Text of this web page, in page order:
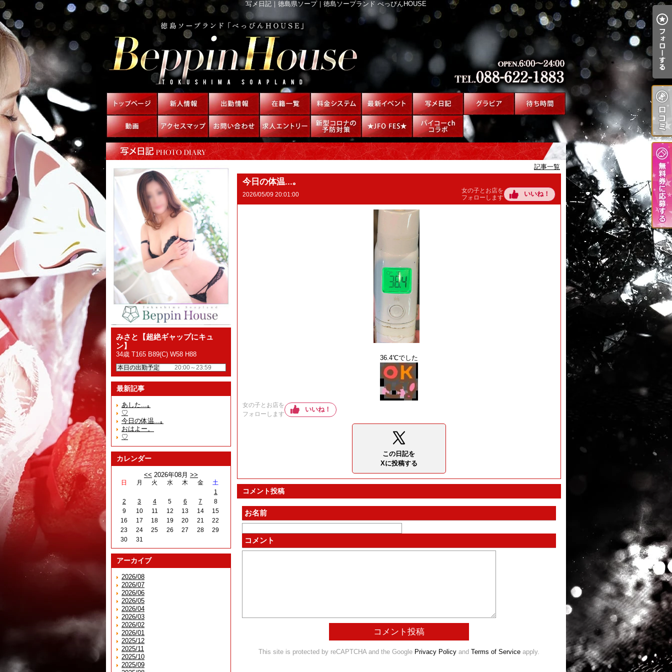
写メ日記｜徳島県ソープ｜徳島ソープランド べっぴんHOUSE
みさと【超絶ギャップにキュ
ン】
34歳 T165 B89(C) W58 H88
本日の出勤予定 20:00～23:59
最新記事
あした...｡
♡
今日の体温...｡
おはよー。
♡
カレンダー
<< 2026年08月 >>
日 月 火 水 木 金
土
1
2
3 4 5 6 7
8
9
10 11 12 13 14
15
16
17 18 19 20 21
22
23
24 25 26 27 28
29
30
31
アーカイブ
2026/08
2026/07
2026/06
2026/05
2026/04
2026/03
2026/02
2026/01
2025/12
2025/11
2025/10
2025/09
記事一覧
今日の体温...｡
2026/05/09 20:01:00
女の子とお店を
フォローします
いいね！
36.4℃でした
女の子とお店を
フォローします
いいね！
この日記を
Xに投稿する
コメント投稿
お名前
コメント
This site is protected by reCAPTCHA and the Google Privacy Policy and Terms of Service apply.